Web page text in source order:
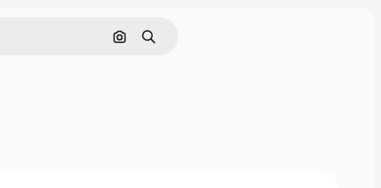
Pesquisar por imagem
Buscar